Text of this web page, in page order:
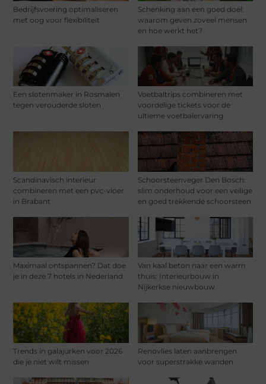
Bedrijfsvoering optimaliseren
met oog voor flexibiliteit
Schenking aan een goed doel:
waarom geven zoveel mensen
en hoe werkt het?
Een slotenmaker in Rosmalen
tegen verouderde sloten
Voetbaltrips combineren met
voordelige tickets voor de
ultieme voetbalervaring
Scandinavisch interieur
combineren met een pvc-vloer
in Brabant
Schoorsteenveger Den Bosch:
slim onderhoud voor een veilige
en goed trekkende schoorsteen
Maximaal ontspannen? Dat doe
je in deze 7 hotels in Nederland
Van kaal beton naar een warm
thuis: Interieurbouw in
Nijkerkse nieuwbouw
Trends in galajurken voor 2026
die je niet wilt missen
Renovlies laten aanbrengen
voor superstrakke wanden